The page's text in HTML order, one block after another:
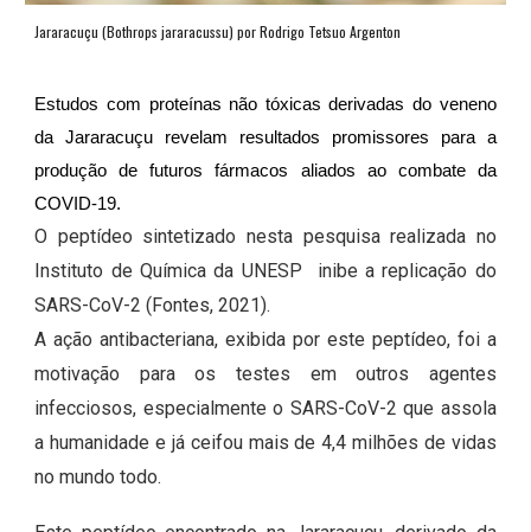
Jararacuçu (Bothrops jararacussu) por Rodrigo Tetsuo Argenton
Estudos com proteínas não tóxicas derivadas do veneno
da Jararacuçu revelam resultados promissores para a
produção de futuros fármacos aliados ao combate da
COVID-19.
O peptídeo sintetizado nesta pesquisa realizada no
Instituto de Química da UNESP inibe a replicação do
SARS-CoV-2 (Fontes, 2021).
A ação antibacteriana, exibida por este peptídeo, foi a
motivação para os testes em outros agentes
infecciosos, especialmente o SARS-CoV-2 que assola
a humanidade e já ceifou mais de 4,4 milhões de vidas
no mundo todo.